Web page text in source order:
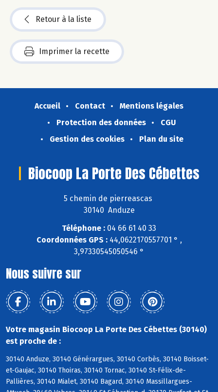
Retour à la liste
Imprimer la recette
Accueil Contact
Mentions légales
Protection des données
CGU
Gestion des cookies
Plan du site
Biocoop La Porte Des Cébettes
5 chemin de pierreascas
30140 Anduze
Téléphone : 04 66 61 40 33
Coordonnées GPS :44,0622170557701 ° ,
3,97330545050546 °
Nous suivre sur
Votre magasin Biocoop La Porte Des Cébettes (30140)
est proche de :
30140 Anduze, 30140 Générargues, 30140 Corbès, 30140 Boisset-
et-Gaujac, 30140 Thoiras, 30140 Tornac, 30140 St-Félix-de-
Pallières, 30140 Mialet, 30140 Bagard, 30140 Massillargues-